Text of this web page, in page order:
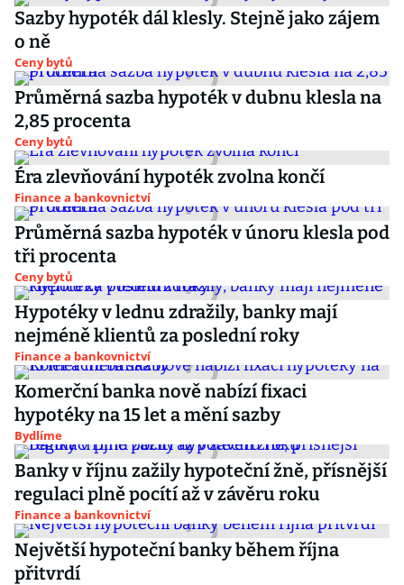
Sazby hypoték dál klesly. Stejně jako zájem
o ně
Ceny bytů
Průměrná sazba hypoték v dubnu klesla na
2,85 procenta
Ceny bytů
Éra zlevňování hypoték zvolna končí
Finance a bankovnictví
Průměrná sazba hypoték v únoru klesla pod
tři procenta
Ceny bytů
Hypotéky v lednu zdražily, banky mají
nejméně klientů za poslední roky
Finance a bankovnictví
Komerční banka nově nabízí fixaci
hypotéky na 15 let a mění sazby
Bydlíme
Banky v říjnu zažily hypoteční žně, přísnější
regulaci plně pocítí až v závěru roku
Finance a bankovnictví
Největší hypoteční banky během října
přitvrdí